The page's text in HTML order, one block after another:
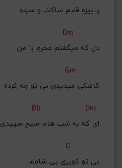
پاییزه قلبم ساکت و سرده
Dm
دل که میگفتم محرمِ با من
Gm
کاشکی میدیدی بی تو چه کرده
Bb
Dm
ای که به شب هام صبح سپیدی
C
بی تو کویری بی شامم